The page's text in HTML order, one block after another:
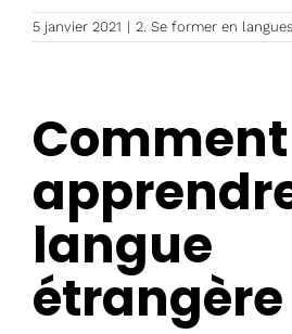
5 janvier 2021 | 2. Se former en
langue
étrangère